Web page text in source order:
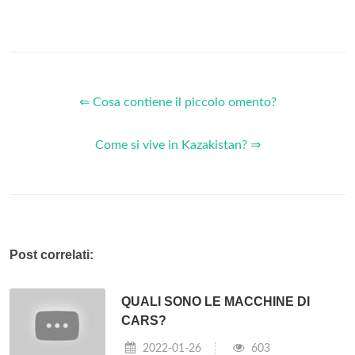
⇐ Cosa contiene il piccolo omento?
Come si vive in Kazakistan? ⇒
Post correlati:
QUALI SONO LE MACCHINE DI
CARS?
2022-01-26 603